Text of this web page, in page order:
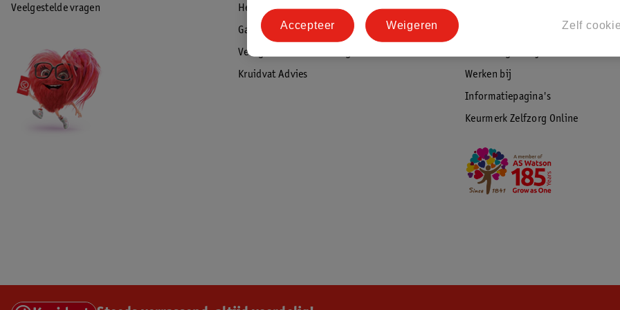
Veelgestelde vragen
Herroepen & retourneren
Garantie
Veiligheidswaarschuwingen
Kruidvat Advies
Werken bij
Informatiepagina's
Keurmerk Zelfzorg Online
Zelf
Weigeren
Accepteer